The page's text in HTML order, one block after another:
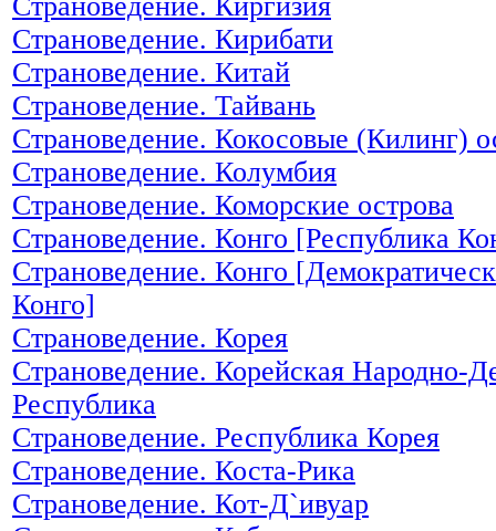
Страноведение. Кирибати
Страноведение. Китай
Страноведение. Тайвань
Страноведение. Кокосовые (Килинг)
Страноведение. Колумбия
Страноведение. Коморские острова
Страноведение. Конго [Республика
Страноведение. Конго
Конго]
Страноведение. Корея
Страноведение. Корейская Народно-
Республика
Страноведение. Республика Корея
Страноведение. Коста-Рика
Страноведение. Кот-Д`ивуар